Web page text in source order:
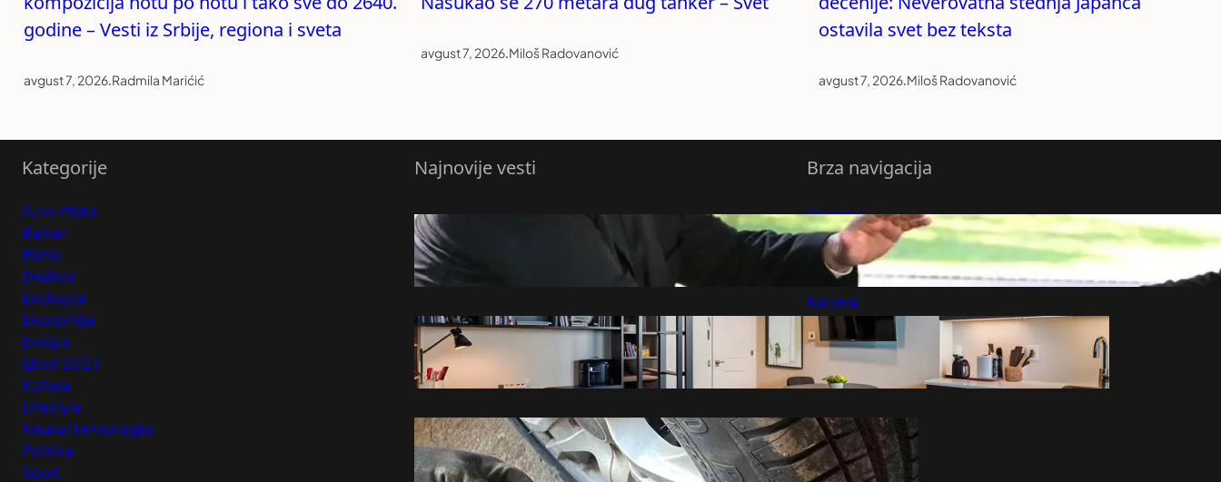
godine – Vesti iz Srbije, regiona i sveta
avgust 7, 2026.Radmila Marićić
avgust 7, 2026.Miloš Radovanović
ostavila svet bez teksta
avgust 7, 2026.Miloš Radovanović
Kategorije
Auto-Moto
Balkan
Biznis
Društvo
Ekologija
Ekonomija
Evropa
Izbori 2023
Kultura
Lifestyle
Nauka i tehnologija
Politika
Sport
Najnovije vesti
Nemački list o dolasku Zelenskog u
Beograd: Razgovara o zajedničkoj fabrici
dronova u Srbiji
Koliko zaista vredi vaš stan? Jedan klik
otkriva cenu, ali stručnjaci upozoravaju
na veliku zamku!
avgust 7, 2026
Da li nove gume treba postaviti naprijed
ili nazad
avgust 7, 2026
Brza navigacija
O nama
Predloži Vest
Pretplatite se na vesti
Karijera
Marketing
Kontakt